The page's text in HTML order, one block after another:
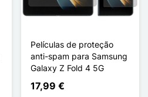
Películas de proteção
anti-spam para Samsung
Galaxy Z Fold 4 5G
17,99 €